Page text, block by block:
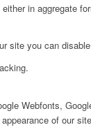
in aggregate
site you can
Webfonts,
of our